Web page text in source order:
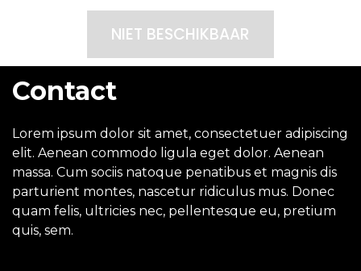
NIET BESCHIKBAAR
Contact
Lorem ipsum dolor sit amet, consectetuer adipiscing
elit. Aenean commodo ligula eget dolor. Aenean
massa. Cum sociis natoque penatibus et magnis dis
parturient montes, nascetur ridiculus mus. Donec
quam felis, ultricies nec, pellentesque eu, pretium
quis, sem.